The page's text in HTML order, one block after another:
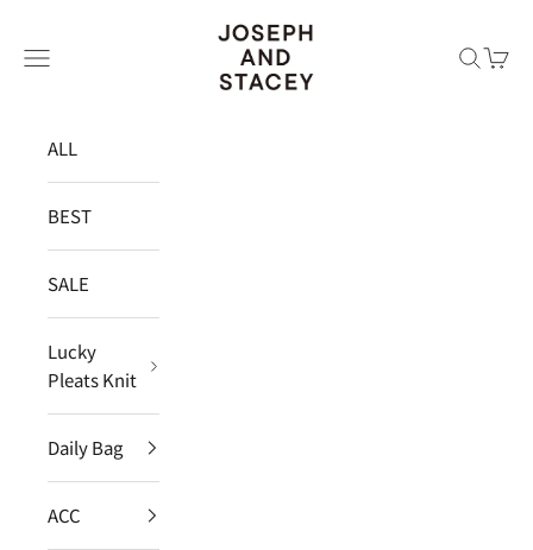
JOSEPH AND STACEY JAPAN
メニュー
検索カー
ALL
BEST
SALE
Lucky
Pleats Knit
Daily Bag
ACC